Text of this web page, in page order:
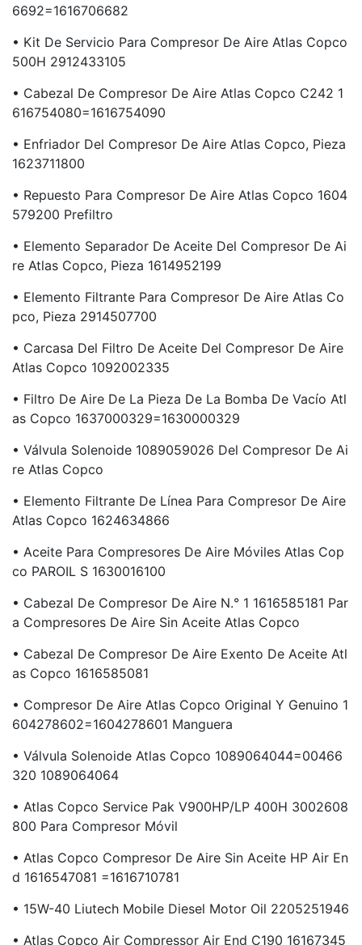
6692=1616706682
• Kit De Servicio Para Compresor De Aire Atlas Copco
500H 2912433105
• Cabezal De Compresor De Aire Atlas Copco C242 1
616754080=1616754090
• Enfriador Del Compresor De Aire Atlas Copco, Pieza
1623711800
• Repuesto Para Compresor De Aire Atlas Copco 1604
579200 Prefiltro
• Elemento Separador De Aceite Del Compresor De Ai
Re Atlas Copco, Pieza 1614952199
• Elemento Filtrante Para Compresor De Aire Atlas Co
Pco, Pieza 2914507700
• Carcasa Del Filtro De Aceite Del Compresor De Aire
Atlas Copco 1092002335
• Filtro De Aire De La Pieza De La Bomba De Vacío Atl
As Copco 1637000329=1630000329
• Válvula Solenoide 1089059026 Del Compresor De Ai
Re Atlas Copco
• Elemento Filtrante De Línea Para Compresor De Aire
Atlas Copco 1624634866
• Aceite Para Compresores De Aire Móviles Atlas Cop
Co PAROIL S 1630016100
• Cabezal De Compresor De Aire N.° 1 1616585181 Par
A Compresores De Aire Sin Aceite Atlas Copco
• Cabezal De Compresor De Aire Exento De Aceite Atl
As Copco 1616585081
• Compresor De Aire Atlas Copco Original Y Genuino 1
604278602=1604278601 Manguera
• Válvula Solenoide Atlas Copco 1089064044=00466
320 1089064064
• Atlas Copco Service Pak V900HP/LP 400H 3002608
800 Para Compresor Móvil
• Atlas Copco Compresor De Aire Sin Aceite HP Air En
D 1616547081 =1616710781
• 15W-40 Liutech Mobile Diesel Motor Oil 2205251946
• Atlas Copco Air Compressor Air End C190 16167345